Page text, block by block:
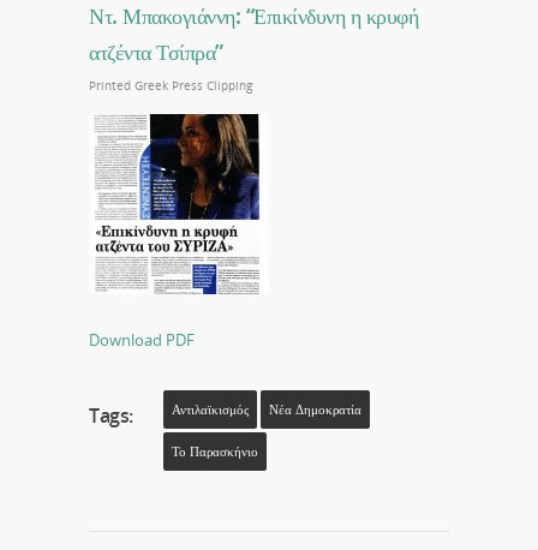
Ντ. Μπακογιάννη: “Επικίνδυνη η κρυφή
ατζέντα Τσίπρα”
Printed Greek Press Clipping
Download PDF
Tags: Αντιλαϊκισμός Νέα Δημοκρατία
Το Παρασκήνιο